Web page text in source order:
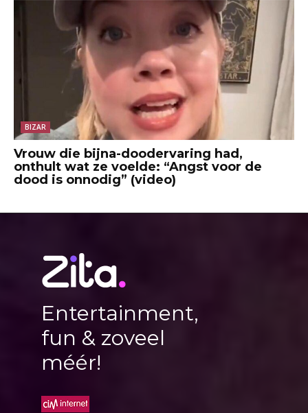
BIZAR
Vrouw die bijna-doodervaring had,
onthult wat ze voelde: “Angst voor de
dood is onnodig” (video)
Entertainment,
fun & zoveel
méér!